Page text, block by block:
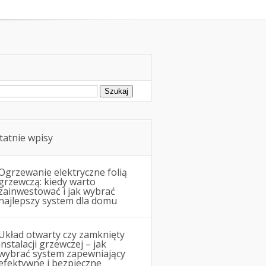
wpisy
elektryczne folią
kiedy warto
i jak wybrać
system dla domu
otwarty czy zamknięty
grzewczej – jak
system zapewniający
i bezpieczne